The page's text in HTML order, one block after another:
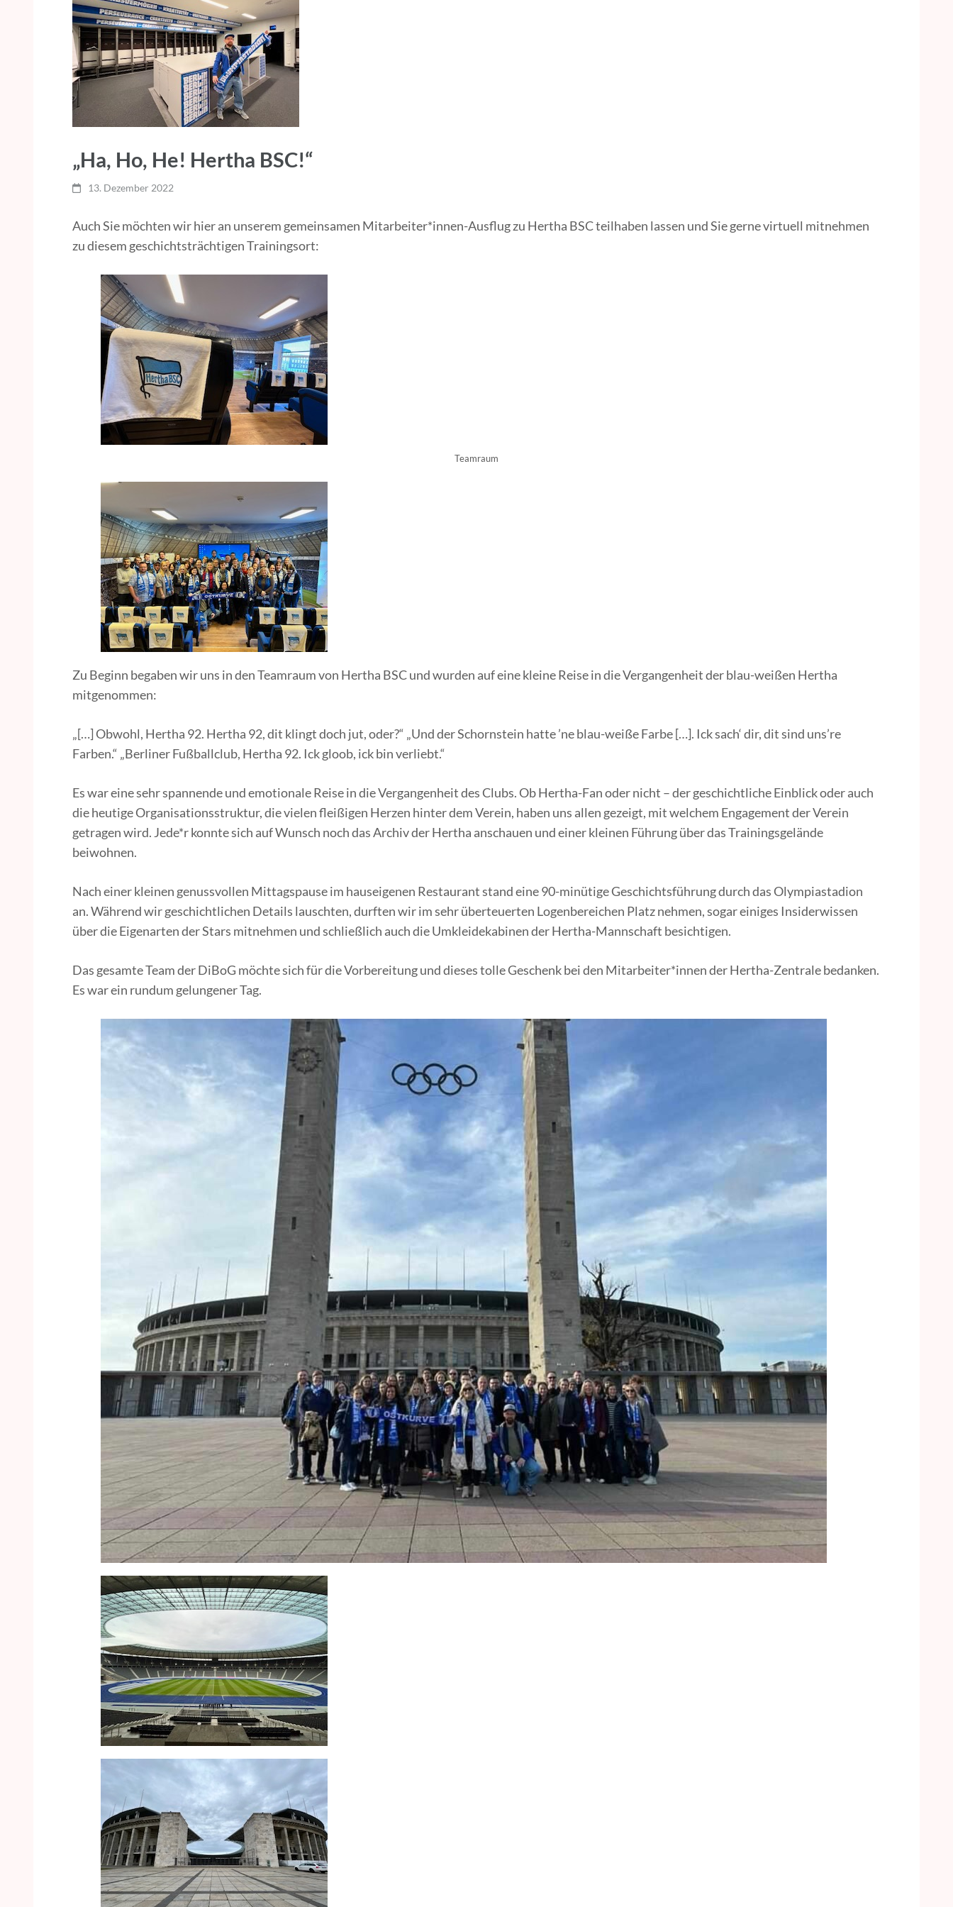
„Ha, Ho, He! Hertha BSC!“
13. Dezember 2022
Auch Sie möchten wir hier an unserem gemeinsamen Mitarbeiter*innen-Ausflug zu Hertha BSC teilhaben lassen und Sie gerne virtuell mitnehmen
zu diesem geschichtsträchtigen Trainingsort:
Teamraum
Zu Beginn begaben wir uns in den Teamraum von Hertha BSC und wurden auf eine kleine Reise in die Vergangenheit der blau-weißen Hertha
mitgenommen:
„[…] Obwohl, Hertha 92. Hertha 92, dit klingt doch jut, oder?“ „Und der Schornstein hatte ’ne blau-weiße Farbe […]. Ick sach‘ dir, dit sind uns’re
Farben.“ „Berliner Fußballclub, Hertha 92. Ick gloob, ick bin verliebt.“
Es war eine sehr spannende und emotionale Reise in die Vergangenheit des Clubs. Ob Hertha-Fan oder nicht – der geschichtliche Einblick oder auch
die heutige Organisationsstruktur, die vielen fleißigen Herzen hinter dem Verein, haben uns allen gezeigt, mit welchem Engagement der Verein
getragen wird. Jede*r konnte sich auf Wunsch noch das Archiv der Hertha anschauen und einer kleinen Führung über das Trainingsgelände
beiwohnen.
Nach einer kleinen genussvollen Mittagspause im hauseigenen Restaurant stand eine 90-minütige Geschichtsführung durch das Olympiastadion
an. Während wir geschichtlichen Details lauschten, durften wir im sehr überteuerten Logenbereichen Platz nehmen, sogar einiges Insiderwissen
über die Eigenarten der Stars mitnehmen und schließlich auch die Umkleidekabinen der Hertha-Mannschaft besichtigen.
Das gesamte Team der DiBoG möchte sich für die Vorbereitung und dieses tolle Geschenk bei den Mitarbeiter*innen der Hertha-Zentrale bedanken.
Es war ein rundum gelungener Tag.